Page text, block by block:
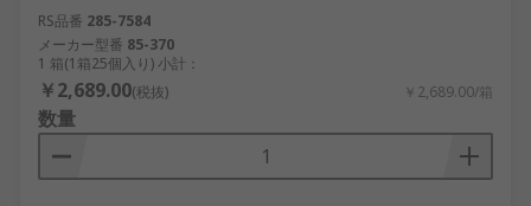
RS品番 285-7584
メーカー型番 85-370
1 箱(1箱25個入り) 小計：
￥2,689.00(税抜) ￥2,689.00/箱
数量